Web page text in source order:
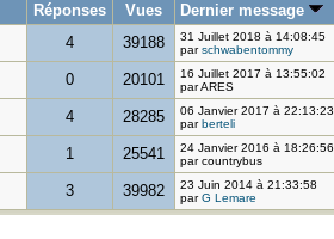
Réponses Vues
Dernier message
4 39188
31 Juillet 2018 à 14:08:45
parschwabentommy
0 20101
16 Juillet 2017 à 13:55:02
par ARES
4 28285
06 Janvier 2017 à 22:13:23
parberteli
1 25541
24 Janvier 2016 à 18:26:56
par countrybus
3 39982
23 Juin 2014 à 21:33:58
parG Lemare